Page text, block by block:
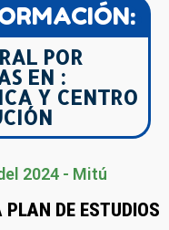
POR
EN :
Y CENTRO
2024 - Mitú
PLAN DE ESTUDIOS